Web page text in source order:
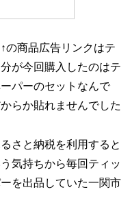
の商品広告リンクはテ
が今回購入したのはテ
パーのセットなんで
らか貼れませんでした
さと納税を利用すると
気持ちから毎回ティッ
を出品していた一関市